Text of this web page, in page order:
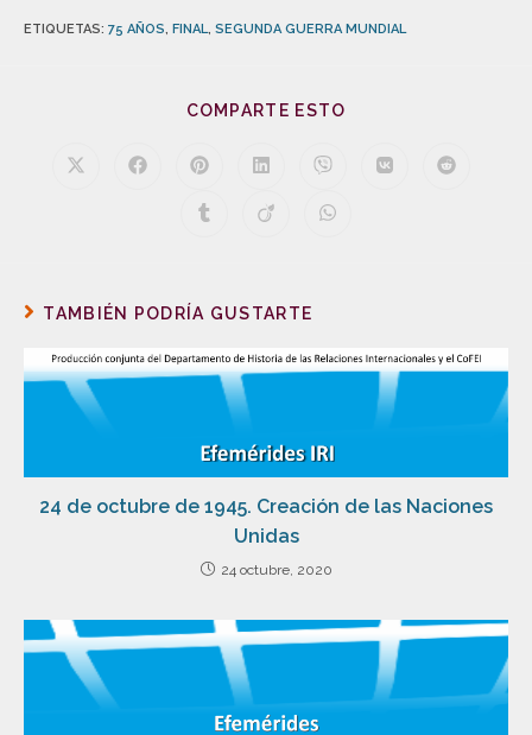
ETIQUETAS: 75 AÑOS, FINAL, SEGUNDA GUERRA MUNDIAL
COMPARTE ESTO
TAMBIÉN PODRÍA GUSTARTE
24 de octubre de 1945. Creación de las Naciones
Unidas
24 octubre, 2020